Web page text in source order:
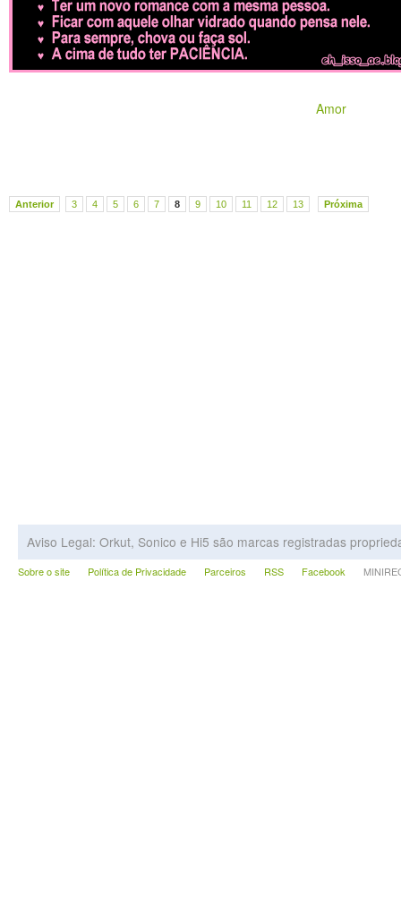
Amor
Anterior 3 4 5 6 7 8 9 10 11 12 13 Próxima
Aviso Legal: Orkut, Sonico e Hi5 são marcas registradas
Sobre o site Política de Privacidade Parceiros RSS Facebook